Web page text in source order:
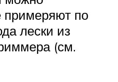
примеряют по
лески из
(см.